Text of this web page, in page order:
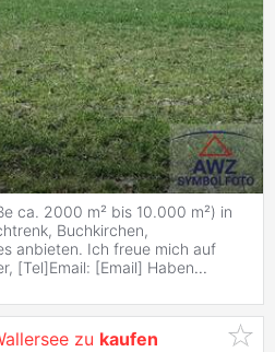
ca. 2000 m² bis 10.000 m²) in
Buchkirchen,
anbieten. Ich freue mich auf
[Tel]Email: [Email] Haben...
zu kaufen